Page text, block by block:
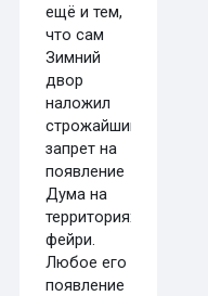
ещё и тем,
что сам
Зимний
двор
наложил
строжайший
запрет на
появление
Дума на
территориях
фейри.
Любое его
появление